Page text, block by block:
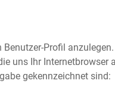
Profil
uns Ihr
gekennzeichnet sind: